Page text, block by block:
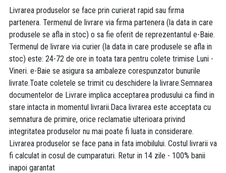
Livrarea produselor se face prin curierat rapid sau firma
partenera. Termenul de livrare via firma partenera (la data in care
produsele se afla in stoc) o sa fie oferit de reprezentantul e-Baie.
Termenul de livrare via curier (la data in care produsele se afla in
stoc) este: 24-72 de ore in toata tara pentru colete trimise Luni -
Vineri. e-Baie se asigura sa ambaleze corespunzator bunurile
livrate.Toate coletele se trimit cu deschidere la livrare.Semnarea
documentelor de Livrare implica acceptarea produsului ca fiind in
stare intacta in momentul livrarii.Daca livrarea este acceptata cu
semnatura de primire, orice reclamatie ulterioara privind
integritatea produselor nu mai poate fi luata in considerare.
Livrarea produselor se face pana in fata imobilului. Costul livrarii va
fi calculat in cosul de cumparaturi. Retur in 14 zile - 100% banii
inapoi garantat